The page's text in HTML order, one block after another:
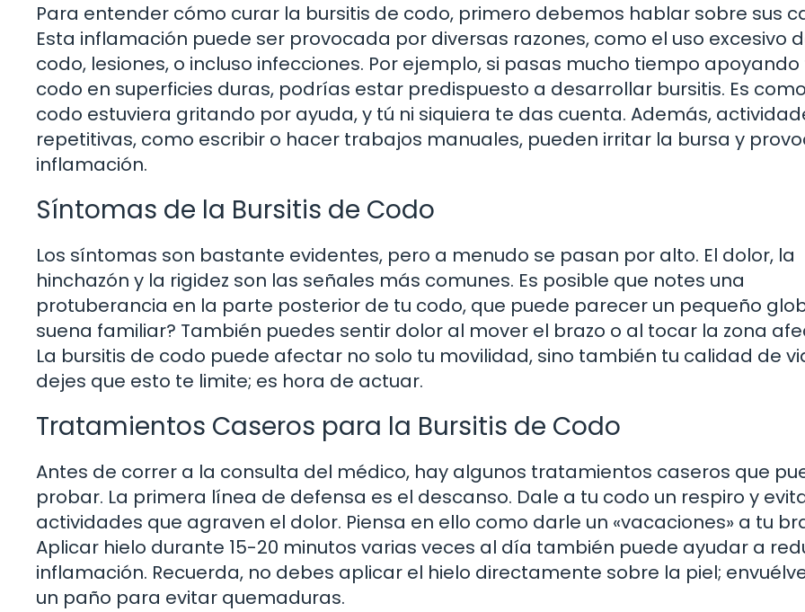
Para entender cómo curar la bursitis de codo, primero debemos hablar sobre sus
Esta inflamación puede ser provocada por diversas razones, como el uso excesivo
codo, lesiones, o incluso infecciones. Por ejemplo, si pasas mucho tiempo apoyando
codo en superficies duras, podrías estar predispuesto a desarrollar bursitis. Es
codo estuviera gritando por ayuda, y tú ni siquiera te das cuenta. Además,
repetitivas, como escribir o hacer trabajos manuales, pueden irritar la bursa y
inflamación.
Síntomas de la Bursitis de Codo
Los síntomas son bastante evidentes, pero a menudo se pasan por alto. El dolor, la
hinchazón y la rigidez son las señales más comunes. Es posible que notes una
protuberancia en la parte posterior de tu codo, que puede parecer un pequeño
suena familiar? También puedes sentir dolor al mover el brazo o al tocar la zona
La bursitis de codo puede afectar no solo tu movilidad, sino también tu calidad de
dejes que esto te limite; es hora de actuar.
Tratamientos Caseros para la Bursitis de Codo
Antes de correr a la consulta del médico, hay algunos tratamientos caseros que
probar. La primera línea de defensa es el descanso. Dale a tu codo un respiro y
actividades que agraven el dolor. Piensa en ello como darle un «vacaciones» a tu
Aplicar hielo durante 15-20 minutos varias veces al día también puede ayudar a
inflamación. Recuerda, no debes aplicar el hielo directamente sobre la piel;
un paño para evitar quemaduras.